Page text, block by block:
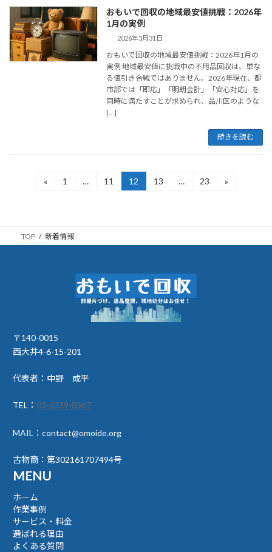
おもいで回収の地域最安値挑戦：2026年
1月の実例
2026年3月31日
おもいで回収の地域最安値挑戦：2026年1月の
実例 地域最安値に挑戦中の不用品回収は、単な
る値引き合戦ではありません。2026年現在、都
市部では「即応」「明朗会計」「安心対応」を
同時に満たすことが求められ、品川区のような
[…]
続きを読む
ペ
«
固
1 …
固
11
固
定
12
固
13 …
固
23 »
TOP 新着情報
〒140-0015
西大井4-6-15-201
代表者：中野 成平
TEL： 03-6339-0367
MAIL：contact@omoide.org
古物商：第302161707494号
MENU
ホーム
作業事例
サービス・料金
選ばれる理由
よくある質問